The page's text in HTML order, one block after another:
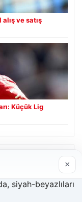
ve satış
Küçük Lig
×